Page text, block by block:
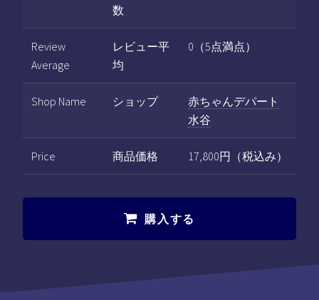
数
Review
Average
レビュー平
均
0（5点満点）
Shop Name ショップ
赤ちゃんデパート
水谷
Price 商品価格 17,800円（税込み）
購入する